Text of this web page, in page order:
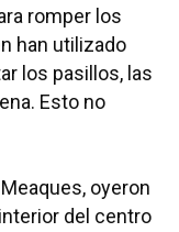
romper los
han utilizado
los pasillos, las
Esto no
oyeron
del centro